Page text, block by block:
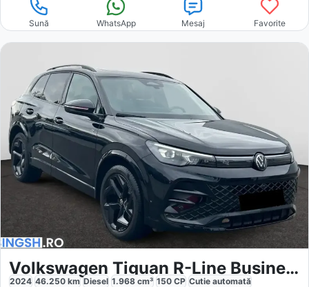
Sună WhatsApp Mesaj Favorite
Volkswagen Tiguan R-Line Business Premium 2.0 TDI DSG
2024 46.250 km Diesel 1.968 cm³ 150 CP Cutie automată